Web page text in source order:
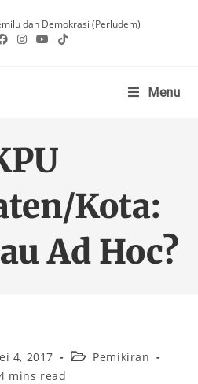
dan Demokrasi (Perludem)
Menu
Kota:
Ad Hoc?
4, 2017
Pemikiran
mins read